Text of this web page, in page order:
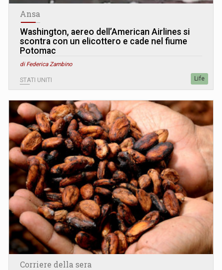
Ansa
Washington, aereo dell’American Airlines si
scontra con un elicottero e cade nel fiume
Potomac
di Federica Zambino
STATI UNITI Life
Corriere della sera